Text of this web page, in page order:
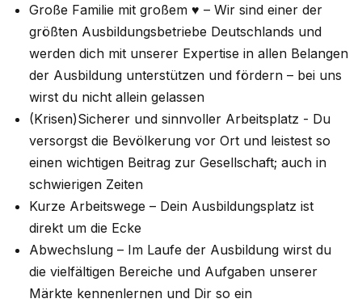
Große Familie mit großem ♥ – Wir sind einer der
größten Ausbildungsbetriebe Deutschlands und
werden dich mit unserer Expertise in allen Belangen
der Ausbildung unterstützen und fördern – bei uns
wirst du nicht allein gelassen
(Krisen)Sicherer und sinnvoller Arbeitsplatz - Du
versorgst die Bevölkerung vor Ort und leistest so
einen wichtigen Beitrag zur Gesellschaft; auch in
schwierigen Zeiten
Kurze Arbeitswege – Dein Ausbildungsplatz ist
direkt um die Ecke
Abwechslung – Im Laufe der Ausbildung wirst du
die vielfältigen Bereiche und Aufgaben unserer
Märkte kennenlernen und Dir so ein